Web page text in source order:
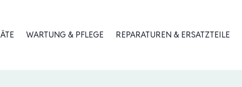
WARTUNG & PFLEGE REPARATUREN & ERSATZTEILE